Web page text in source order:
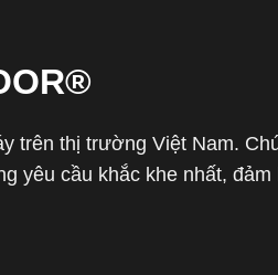
trên thị trường Việt Nam.
yêu cầu khắc khe nhất, đảm